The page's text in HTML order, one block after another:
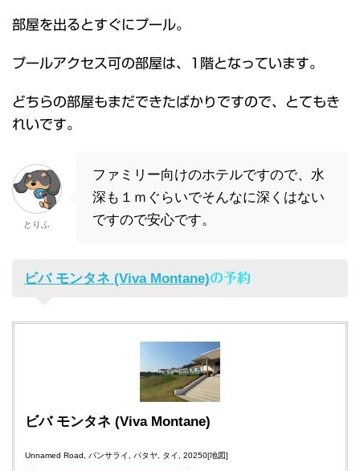
部屋を出るとすぐにプール。
プールアクセス可の部屋は、1階となっています。
どちらの部屋もまだできたばかりですので、とてもき
れいです。
とりふ
ファミリー向けのホテルですので、水
深も１ｍぐらいでそんなに深くはない
ですので安心です。
ビバ モンタネ (Viva Montane)の予約
ビバ モンタネ (Viva Montane)
Unnamed Road, バンサライ, パタヤ, タイ, 20250[地図]